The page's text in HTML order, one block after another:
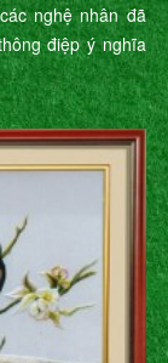
nghệ nhân đã
điệp ý nghĩa